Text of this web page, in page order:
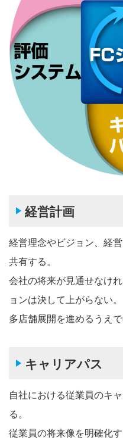
経営計画
経営理念やビジョン、経
共有する。
会社の将来が見通せなけ
ョンは決して上がらない。
多店舗展開を進めるうえ
キャリアパス
自社における従業員のキ
る。
従業員の将来像を明確化